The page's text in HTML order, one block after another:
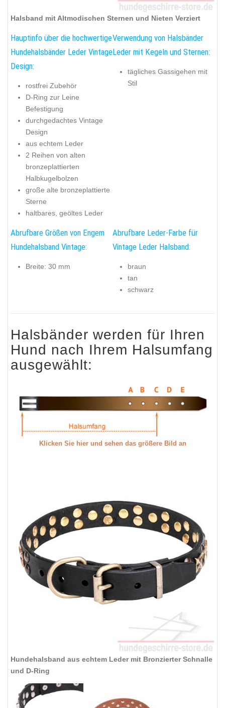
Halsband mit Altmodischen Sternen und Nieten Verziert
Hauptinfo über die hochwertige
Hundehalsbänder Leder Vintage
Design:
rostfrei Zubehör
D-Ring zur Leine
Befestigung
durchgedachtes Vintage
Design
aus echtem Leder
2 Reihen von alten
bronzeplattierten
Halbkugelbolzen
große alte bronzeplattierte
Sterne
haltbares, geöltes Leder
Verwendung von Halsbänder
Leder mit Kegeln und Sternen:
tägliches Gassigehen mit
Stil
Abrufbare Größen von Engem
Hundehalsband Vintage:
Breite: 30 mm
Abrufbare Leder-Farbe für
Vintage Leder Halsband:
braun
tan
schwarz
Halsbänder werden für Ihren
Hund nach Ihrem Halsumfang
ausgewählt:
Klicken Sie hier und sehen das größere Bild an
Hundehalsband aus echtem Leder mit Bronzierter Schnalle
und D-Ring